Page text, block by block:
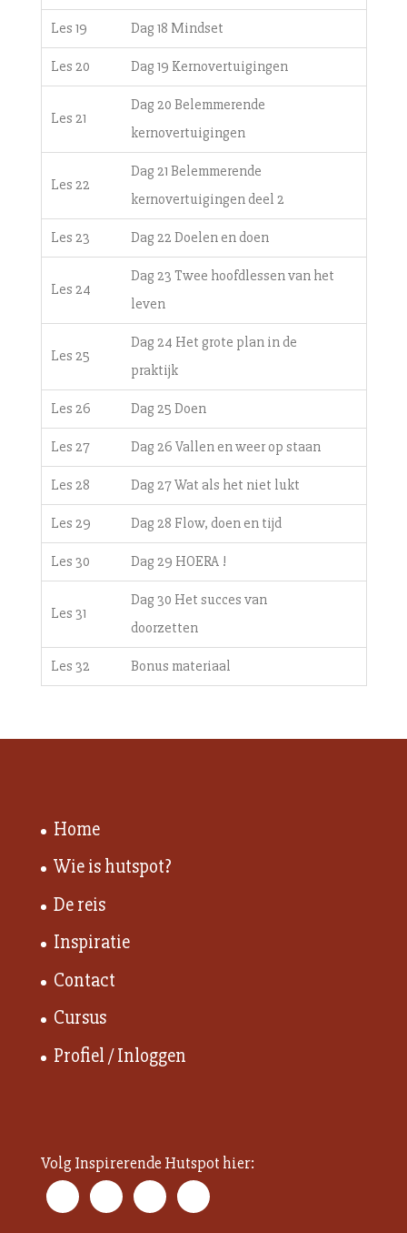
Les 19 Dag 18 Mindset
Les 20 Dag 19 Kernovertuigingen
Les 21
Dag 20 Belemmerende
kernovertuigingen
Les 22
Dag 21 Belemmerende
kernovertuigingen deel 2
Les 23 Dag 22 Doelen en doen
Les 24
Dag 23 Twee hoofdlessen van het
leven
Les 25
Dag 24 Het grote plan in de
praktijk
Les 26 Dag 25 Doen
Les 27 Dag 26 Vallen en weer op staan
Les 28 Dag 27 Wat als het niet lukt
Les 29 Dag 28 Flow, doen en tijd
Les 30 Dag 29 HOERA !
Les 31
Dag 30 Het succes van
doorzetten
Les 32 Bonus materiaal
Home
Wie is hutspot?
De reis
Inspiratie
Contact
Cursus
Profiel / Inloggen
Volg Inspirerende Hutspot hier: